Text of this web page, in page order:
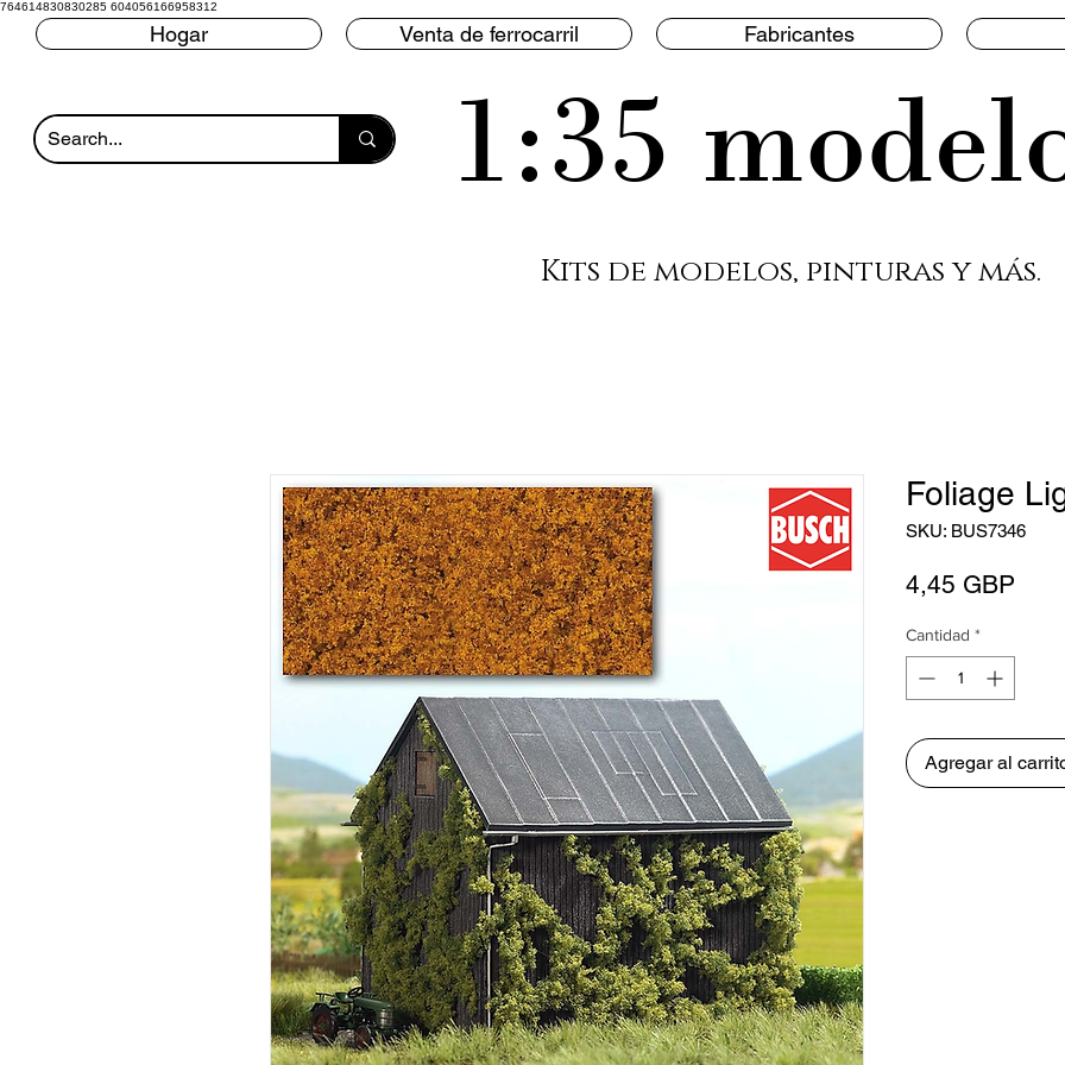
764614830830285 604056166958312
Hogar Venta de ferrocarril Fabricantes
1:35
Kits de modelos, pinturas y más.
Foliage
SKU: BUS7346
4,45 GBP
Cantidad *
Agregar al